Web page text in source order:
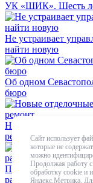
УК «ШИК». Шесть
Не устраивает
найти новую
Об одном
бюро
Новые отделочные
ремонт
Плохо работает
расскажет
Сайт использует
которые не
можно
Продолжая работу
обработку cookie и
Яндекс.Метрика.